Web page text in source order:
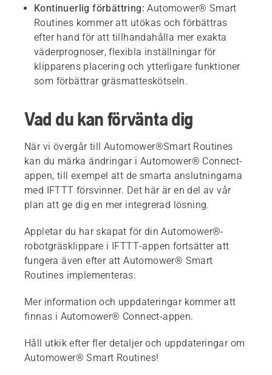
Kontinuerlig förbättring: Automower® Smart
Routines kommer att utökas och förbättras
efter hand för att tillhandahålla mer exakta
väderprognoser, flexibla inställningar för
klipparens placering och ytterligare funktioner
som förbättrar gräsmatteskötseln.
Vad du kan förvänta dig
När vi övergår till Automower®Smart Routines
kan du märka ändringar i Automower® Connect-
appen, till exempel att de smarta anslutningarna
med IFTTT försvinner. Det här är en del av vår
plan att ge dig en mer integrerad lösning.
Appletar du har skapat för din Automower®-
robotgräsklippare i IFTTT-appen fortsätter att
fungera även efter att Automower® Smart
Routines implementeras.
Mer information och uppdateringar kommer att
finnas i Automower® Connect-appen.
Håll utkik efter fler detaljer och uppdateringar om
Automower® Smart Routines!